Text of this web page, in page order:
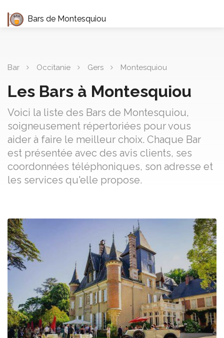
Bars de Montesquiou
Bar Occitanie Gers Montesquiou
Les Bars à Montesquiou
Voici la liste des Bars de Montesquiou,
soigneusement répertoriées pour vous
aider à faire le meilleur choix. Chaque Bar
est présentée avec des avis clients, ses
coordonnées téléphoniques, son adresse et
les services qu'elle propose.